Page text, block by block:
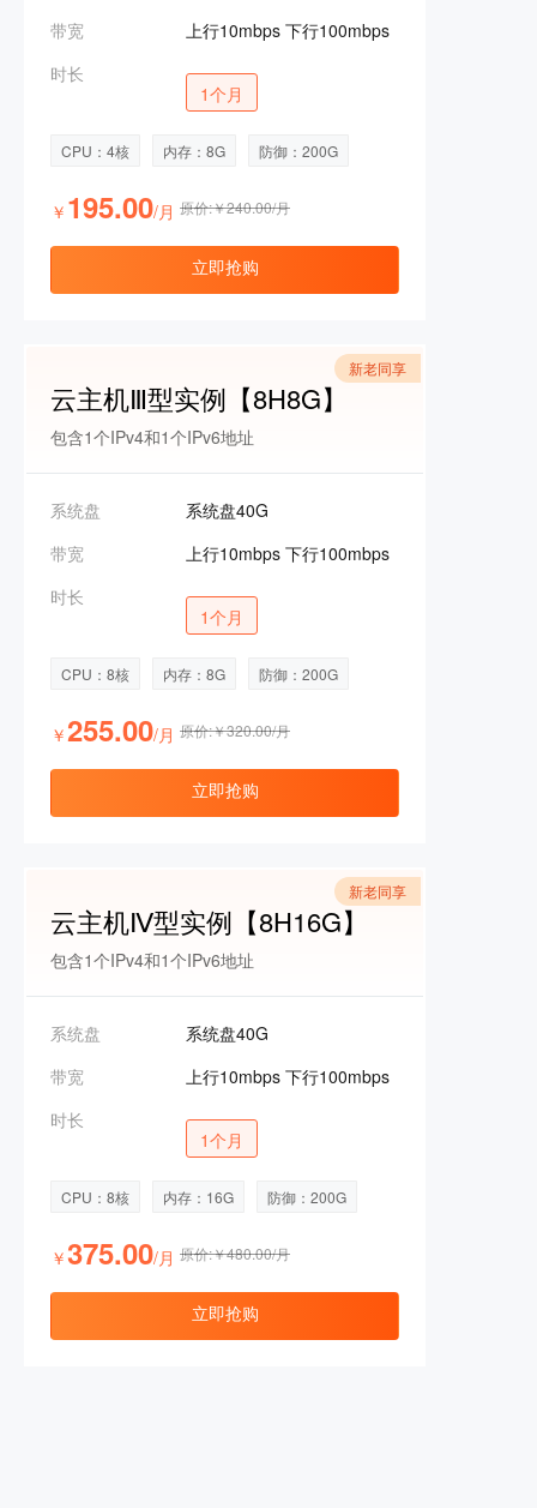
带宽
上行10mbps 下行100mbps
时长
1个月
CPU：4核 内存：8G 防御：200G
￥ 195.00/月 原价:￥240.00/月
立即抢购
新老同享
云主机Ⅲ型实例【8H8G】
包含1个IPv4和1个IPv6地址
系统盘
系统盘40G
带宽
上行10mbps 下行100mbps
时长
1个月
CPU：8核 内存：8G 防御：200G
￥255.00/月 原价:￥320.00/月
立即抢购
新老同享
云主机Ⅳ型实例【8H16G】
包含1个IPv4和1个IPv6地址
系统盘
系统盘40G
带宽
上行10mbps 下行100mbps
时长
1个月
CPU：8核 内存：16G 防御：200G
￥375.00/月 原价:￥480.00/月
立即抢购